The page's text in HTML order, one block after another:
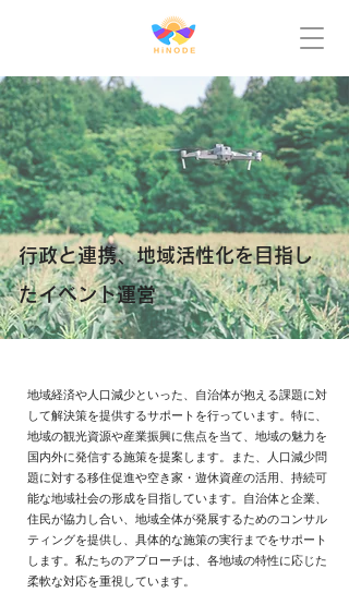
行政と連携、地域活性化を目指し
たイベント運営
地域経済や人口減少といった、自治体が抱える課題に対
して解決策を提供するサポートを行っています。特に、
地域の観光資源や産業振興に焦点を当て、地域の魅力を
国内外に発信する施策を提案します。また、人口減少問
題に対する移住促進や空き家・遊休資産の活用、持続可
能な地域社会の形成を目指しています。自治体と企業、
住民が協力し合い、地域全体が発展するためのコンサル
ティングを提供し、具体的な施策の実行までをサポート
します。私たちのアプローチは、各地域の特性に応じた
柔軟な対応を重視しています。